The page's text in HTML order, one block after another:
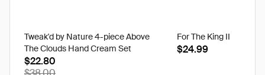
Tweak'd by Nature 4-piece Above
The Clouds Hand Cream Set
$22.80
For The King II
$24.99